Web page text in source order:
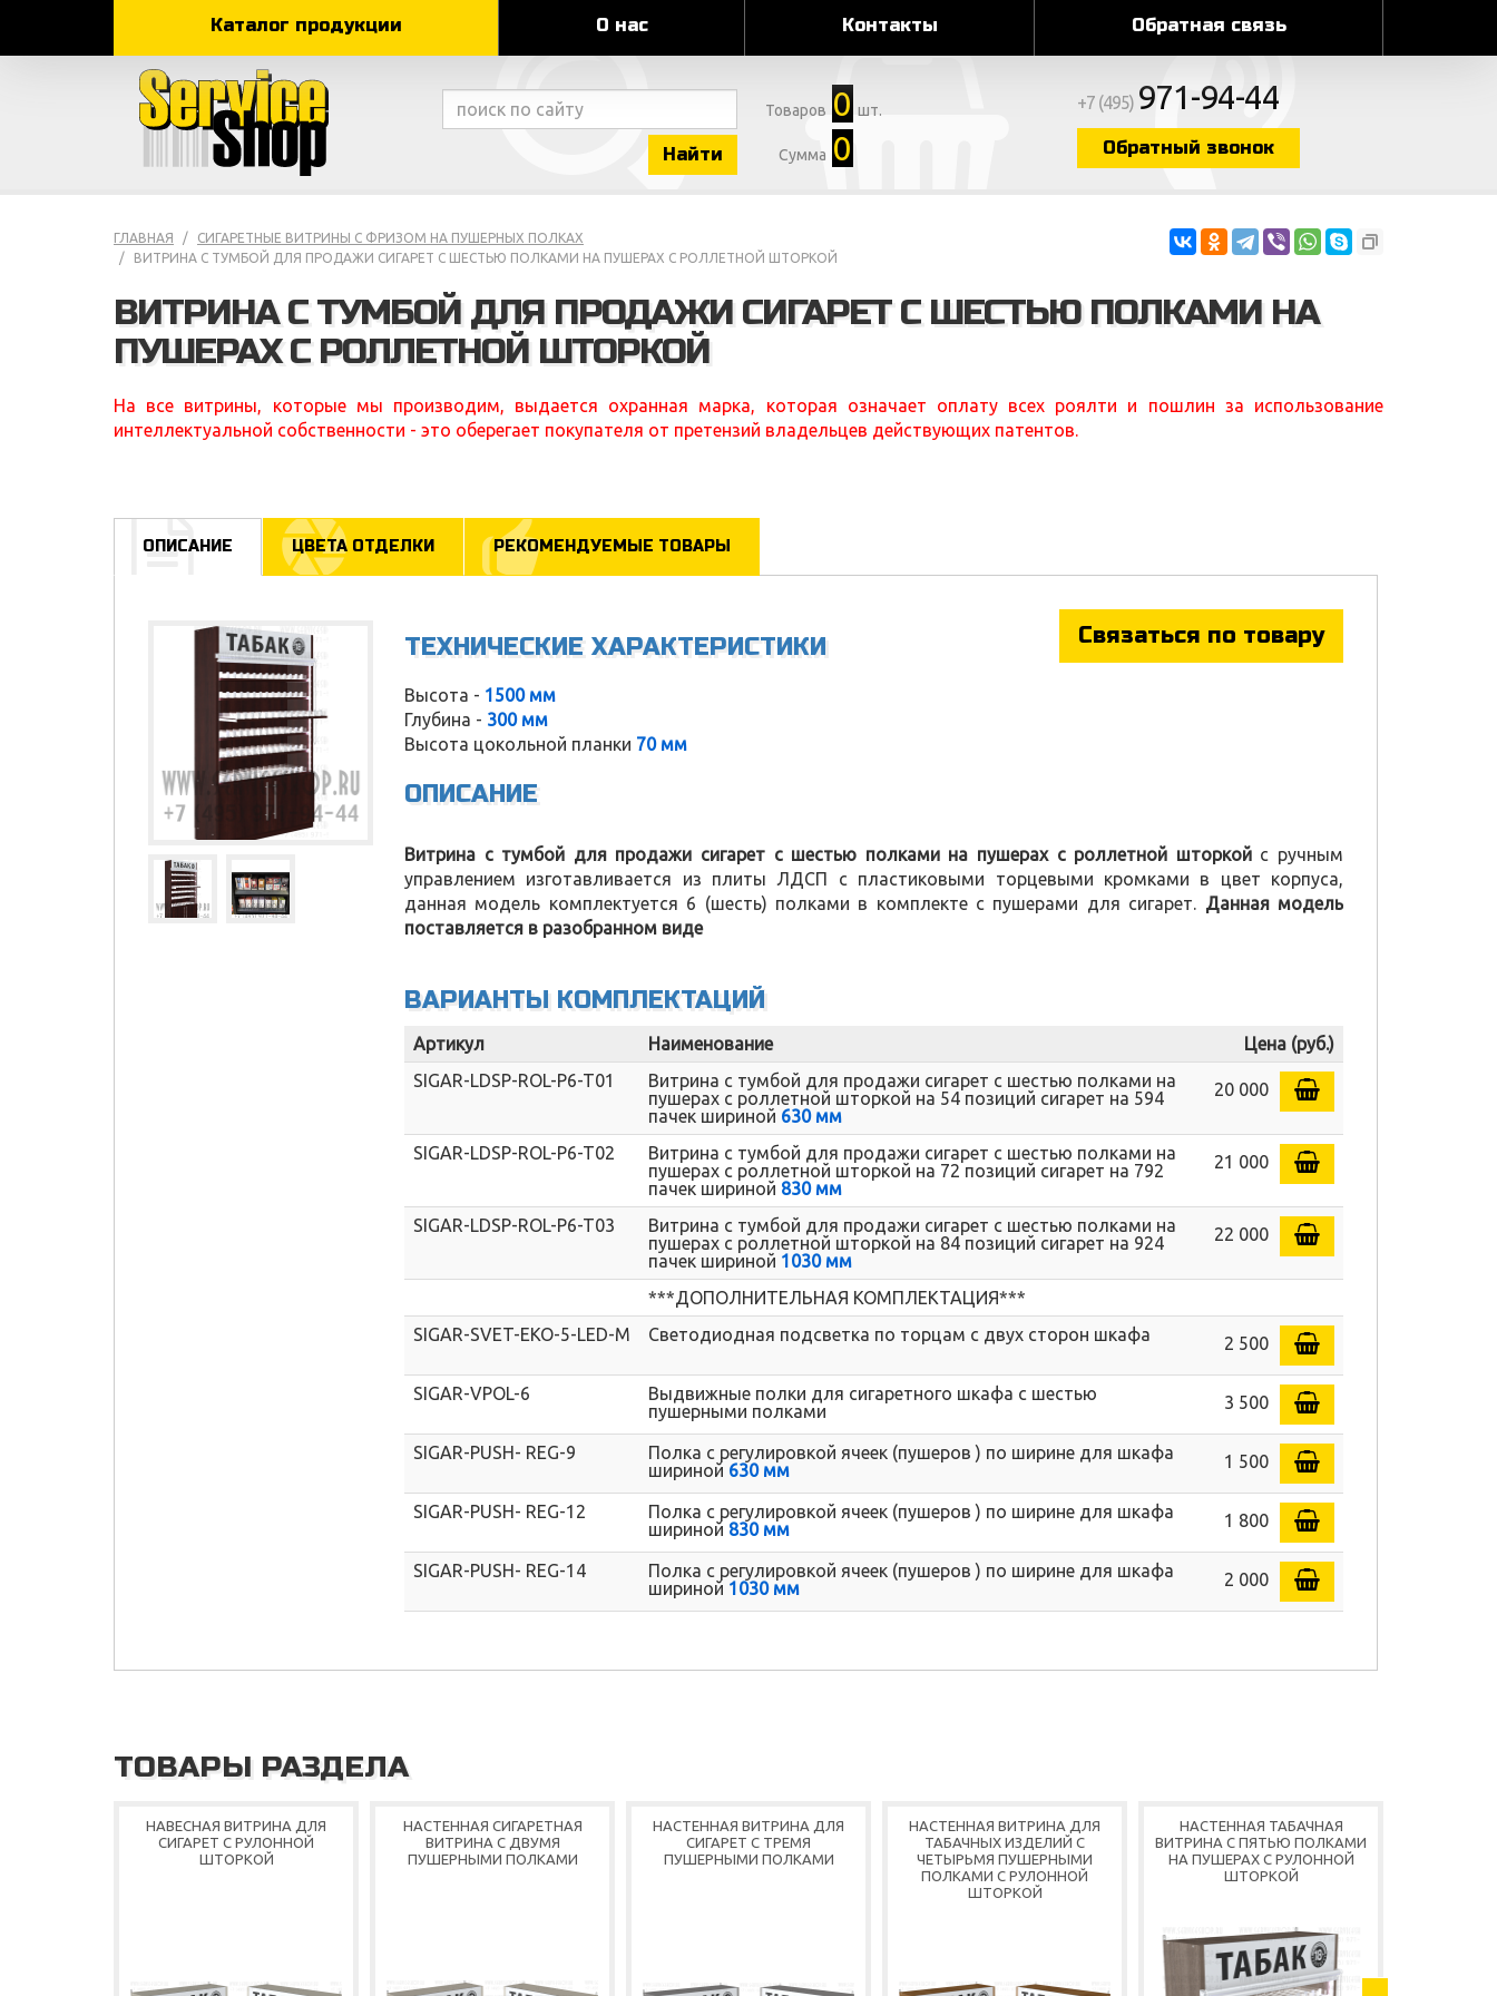
Каталог продукции О нас Контакты Обратная связь
Найти
Товаров 0 шт.
Сумма 0
+7 (495) 971-94-44
Обратный звонок
ГЛАВНАЯ
СИГАРЕТНЫЕ ВИТРИНЫ С ФРИЗОМ НА ПУШЕРНЫХ ПОЛКАХ
ВИТРИНА С ТУМБОЙ ДЛЯ ПРОДАЖИ СИГАРЕТ С ШЕСТЬЮ ПОЛКАМИ НА ПУШЕРАХ С РОЛЛЕТНОЙ ШТОРКОЙ
ВИТРИНА С ТУМБОЙ ДЛЯ ПРОДАЖИ СИГАРЕТ С ШЕСТЬЮ ПОЛКАМИ НА
ПУШЕРАХ С РОЛЛЕТНОЙ ШТОРКОЙ
На все витрины, которые мы производим, выдается охранная марка, которая означает оплату всех роялти и пошлин за использование
интеллектуальной собственности - это оберегает покупателя от претензий владельцев действующих патентов.
ОПИСАНИЕ ЦВЕТА ОТДЕЛКИ РЕКОМЕНДУЕМЫЕ ТОВАРЫ
Связаться по товару
ТЕХНИЧЕСКИЕ ХАРАКТЕРИСТИКИ
Высота - 1500 мм
Глубина - 300 мм
Высота цокольной планки 70 мм
ОПИСАНИЕ
Витрина с тумбой для продажи сигарет с шестью полками на пушерах с роллетной шторкойс ручным
управлением изготавливается из плиты ЛДСП с пластиковыми торцевыми кромками в цвет корпуса,
данная модель комплектуется 6 (шесть) полками в комплекте с пушерами для сигарет. Данная модель
поставляется в разобранном виде
ВАРИАНТЫ КОМПЛЕКТАЦИЙ
Артикул Наименование
Цена (руб.)
SIGAR-LDSP-ROL-P6-T01
Витрина с тумбой для продажи сигарет с шестью полками на
пушерах с роллетной шторкой на 54 позиций сигарет на 594
пачек шириной 630 мм
20 000
SIGAR-LDSP-ROL-P6-T02
Витрина с тумбой для продажи сигарет с шестью полками на
пушерах с роллетной шторкой на 72 позиций сигарет на 792
пачек шириной 830 мм
21 000
SIGAR-LDSP-ROL-P6-T03
Витрина с тумбой для продажи сигарет с шестью полками на
пушерах с роллетной шторкой на 84 позиций сигарет на 924
пачек шириной 1030 мм
22 000
***ДОПОЛНИТЕЛЬНАЯ КОМПЛЕКТАЦИЯ***
SIGAR-SVET-EKO-5-LED-M
Светодиодная подсветка по торцам с двух сторон шкафа 2 500
SIGAR-VPOL-6
Выдвижные полки для сигаретного шкафа с шестью
пушерными полками
3 500
SIGAR-PUSH- REG-9
Полка с регулировкой ячеек (пушеров ) по ширине для шкафа
шириной 630 мм 1 500
SIGAR-PUSH- REG-12
Полка с регулировкой ячеек (пушеров ) по ширине для шкафа
шириной 830 мм 1 800
SIGAR-PUSH- REG-14
Полка с регулировкой ячеек (пушеров ) по ширине для шкафа
шириной 1030 мм 2 000
ТОВАРЫ РАЗДЕЛА
НАВЕСНАЯ ВИТРИНА ДЛЯ
СИГАРЕТ С РУЛОННОЙ
ШТОРКОЙ
НАСТЕННАЯ СИГАРЕТНАЯ
ВИТРИНА С ДВУМЯ
ПУШЕРНЫМИ ПОЛКАМИ
НАСТЕННАЯ ВИТРИНА ДЛЯ
СИГАРЕТ С ТРЕМЯ
ПУШЕРНЫМИ ПОЛКАМИ
НАСТЕННАЯ ВИТРИНА ДЛЯ
ТАБАЧНЫХ ИЗДЕЛИЙ С
ЧЕТЫРЬМЯ ПУШЕРНЫМИ
ПОЛКАМИ С РУЛОННОЙ
ШТОРКОЙ
НАСТЕННАЯ ТАБАЧНАЯ
ВИТРИНА С ПЯТЬЮ ПОЛКАМИ
НА ПУШЕРАХ С РУЛОННОЙ
ШТОРКОЙ